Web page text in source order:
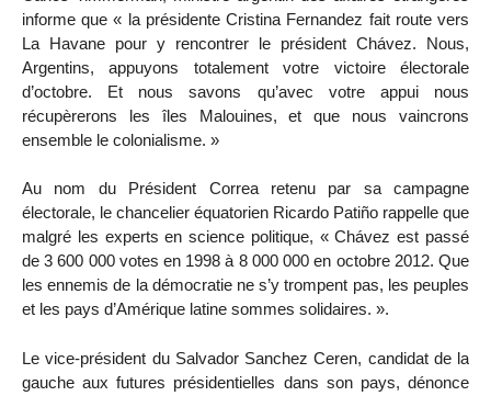
informe que « la présidente Cristina Fernandez fait route vers
La Havane pour y rencontrer le président Chávez. Nous,
Argentins, appuyons totalement votre victoire électorale
d’octobre. Et nous savons qu’avec votre appui nous
récupèrerons les îles Malouines, et que nous vaincrons
ensemble le colonialisme. »
Au nom du Président Correa retenu par sa campagne
électorale, le chancelier équatorien Ricardo Patiño rappelle que
malgré les experts en science politique, « Chávez est passé
de 3 600 000 votes en 1998 à 8 000 000 en octobre 2012. Que
les ennemis de la démocratie ne s’y trompent pas, les peuples
et les pays d’Amérique latine sommes solidaires. ».
Le vice-président du Salvador Sanchez Ceren, candidat de la
gauche aux futures présidentielles dans son pays, dénonce